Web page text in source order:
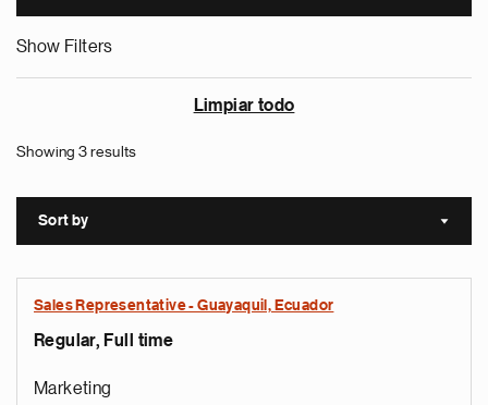
Show Filters
Limpiar todo
Showing 3 results
Sort by Sort
Sales Representative - Guayaquil, Ecuador
Regular, Full time
Marketing